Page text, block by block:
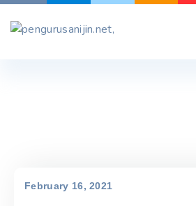
Skip
February 16, 2021